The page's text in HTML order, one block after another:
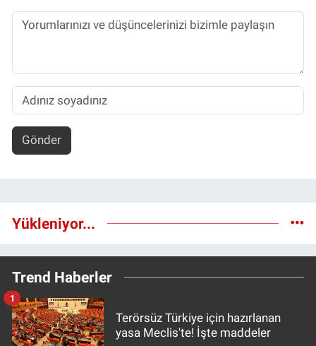
Gönder
Yükleniyor...
Trend Haberler
Terörsüz Türkiye için hazırlanan
yasa Meclis'te! İşte maddeler
1